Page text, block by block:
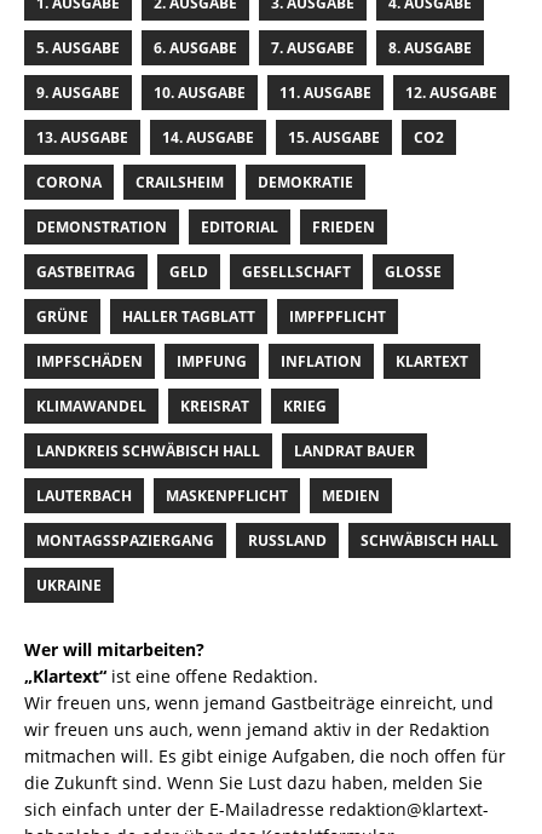
5. AUSGABE 6. AUSGABE 7. AUSGABE 8. AUSGABE
9. AUSGABE 10. AUSGABE 11. AUSGABE 12. AUSGABE
13. AUSGABE 14. AUSGABE 15. AUSGABE CO2
CORONA CRAILSHEIM DEMOKRATIE
DEMONSTRATION EDITORIAL FRIEDEN
GASTBEITRAG GELD GESELLSCHAFT GLOSSE
GRÜNE HALLER TAGBLATT IMPFPFLICHT
IMPFSCHÄDEN IMPFUNG INFLATION KLARTEXT
KLIMAWANDEL KREISRAT KRIEG
LANDKREIS SCHWÄBISCH HALL LANDRAT BAUER
LAUTERBACH MASKENPFLICHT MEDIEN
MONTAGSSPAZIERGANG RUSSLAND SCHWÄBISCH HALL
UKRAINE
Wer will mitarbeiten?
„Klartext“ ist eine offene Redaktion.
Wir freuen uns, wenn jemand Gastbeiträge einreicht, und
wir freuen uns auch, wenn jemand aktiv in der Redaktion
mitmachen will. Es gibt einige Aufgaben, die noch offen für
die Zukunft sind. Wenn Sie Lust dazu haben, melden Sie
sich einfach unter der E-Mailadresse redaktion@klartext-